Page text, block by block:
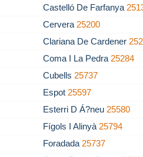
Castelló De Farfanya
Cervera 25200
Clariana De Cardener
Coma I La Pedra 25284
Cubells 25737
Espot 25597
Esterri D Á?neu 25580
Fígols I Alinyà 25794
Foradada 25737